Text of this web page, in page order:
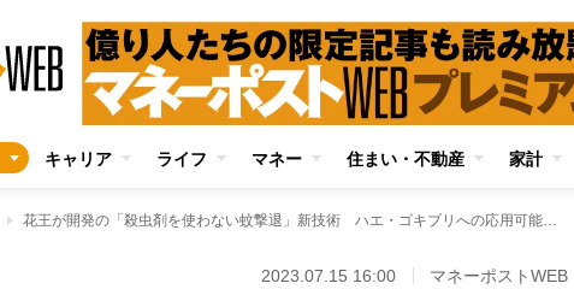
キャリア ライフ マネー 住まい・不動産 家計
花王が開発の「殺虫剤を使わない蚊撃退」新技術 ハエ・ゴキブリへの応用可能性について聞いてみた
2023.07.15 16:00 マネーポストWEB